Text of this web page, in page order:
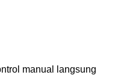
manual langsung